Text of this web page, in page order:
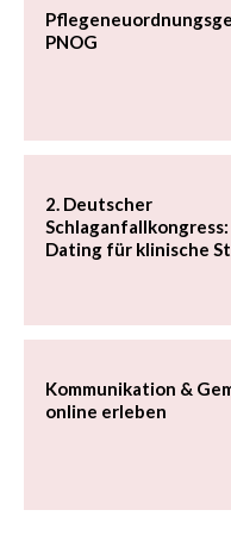
PNOG
2. Deutscher
Schlaganfallkongress:
Dating für klinische
Kommunikation &
online erleben